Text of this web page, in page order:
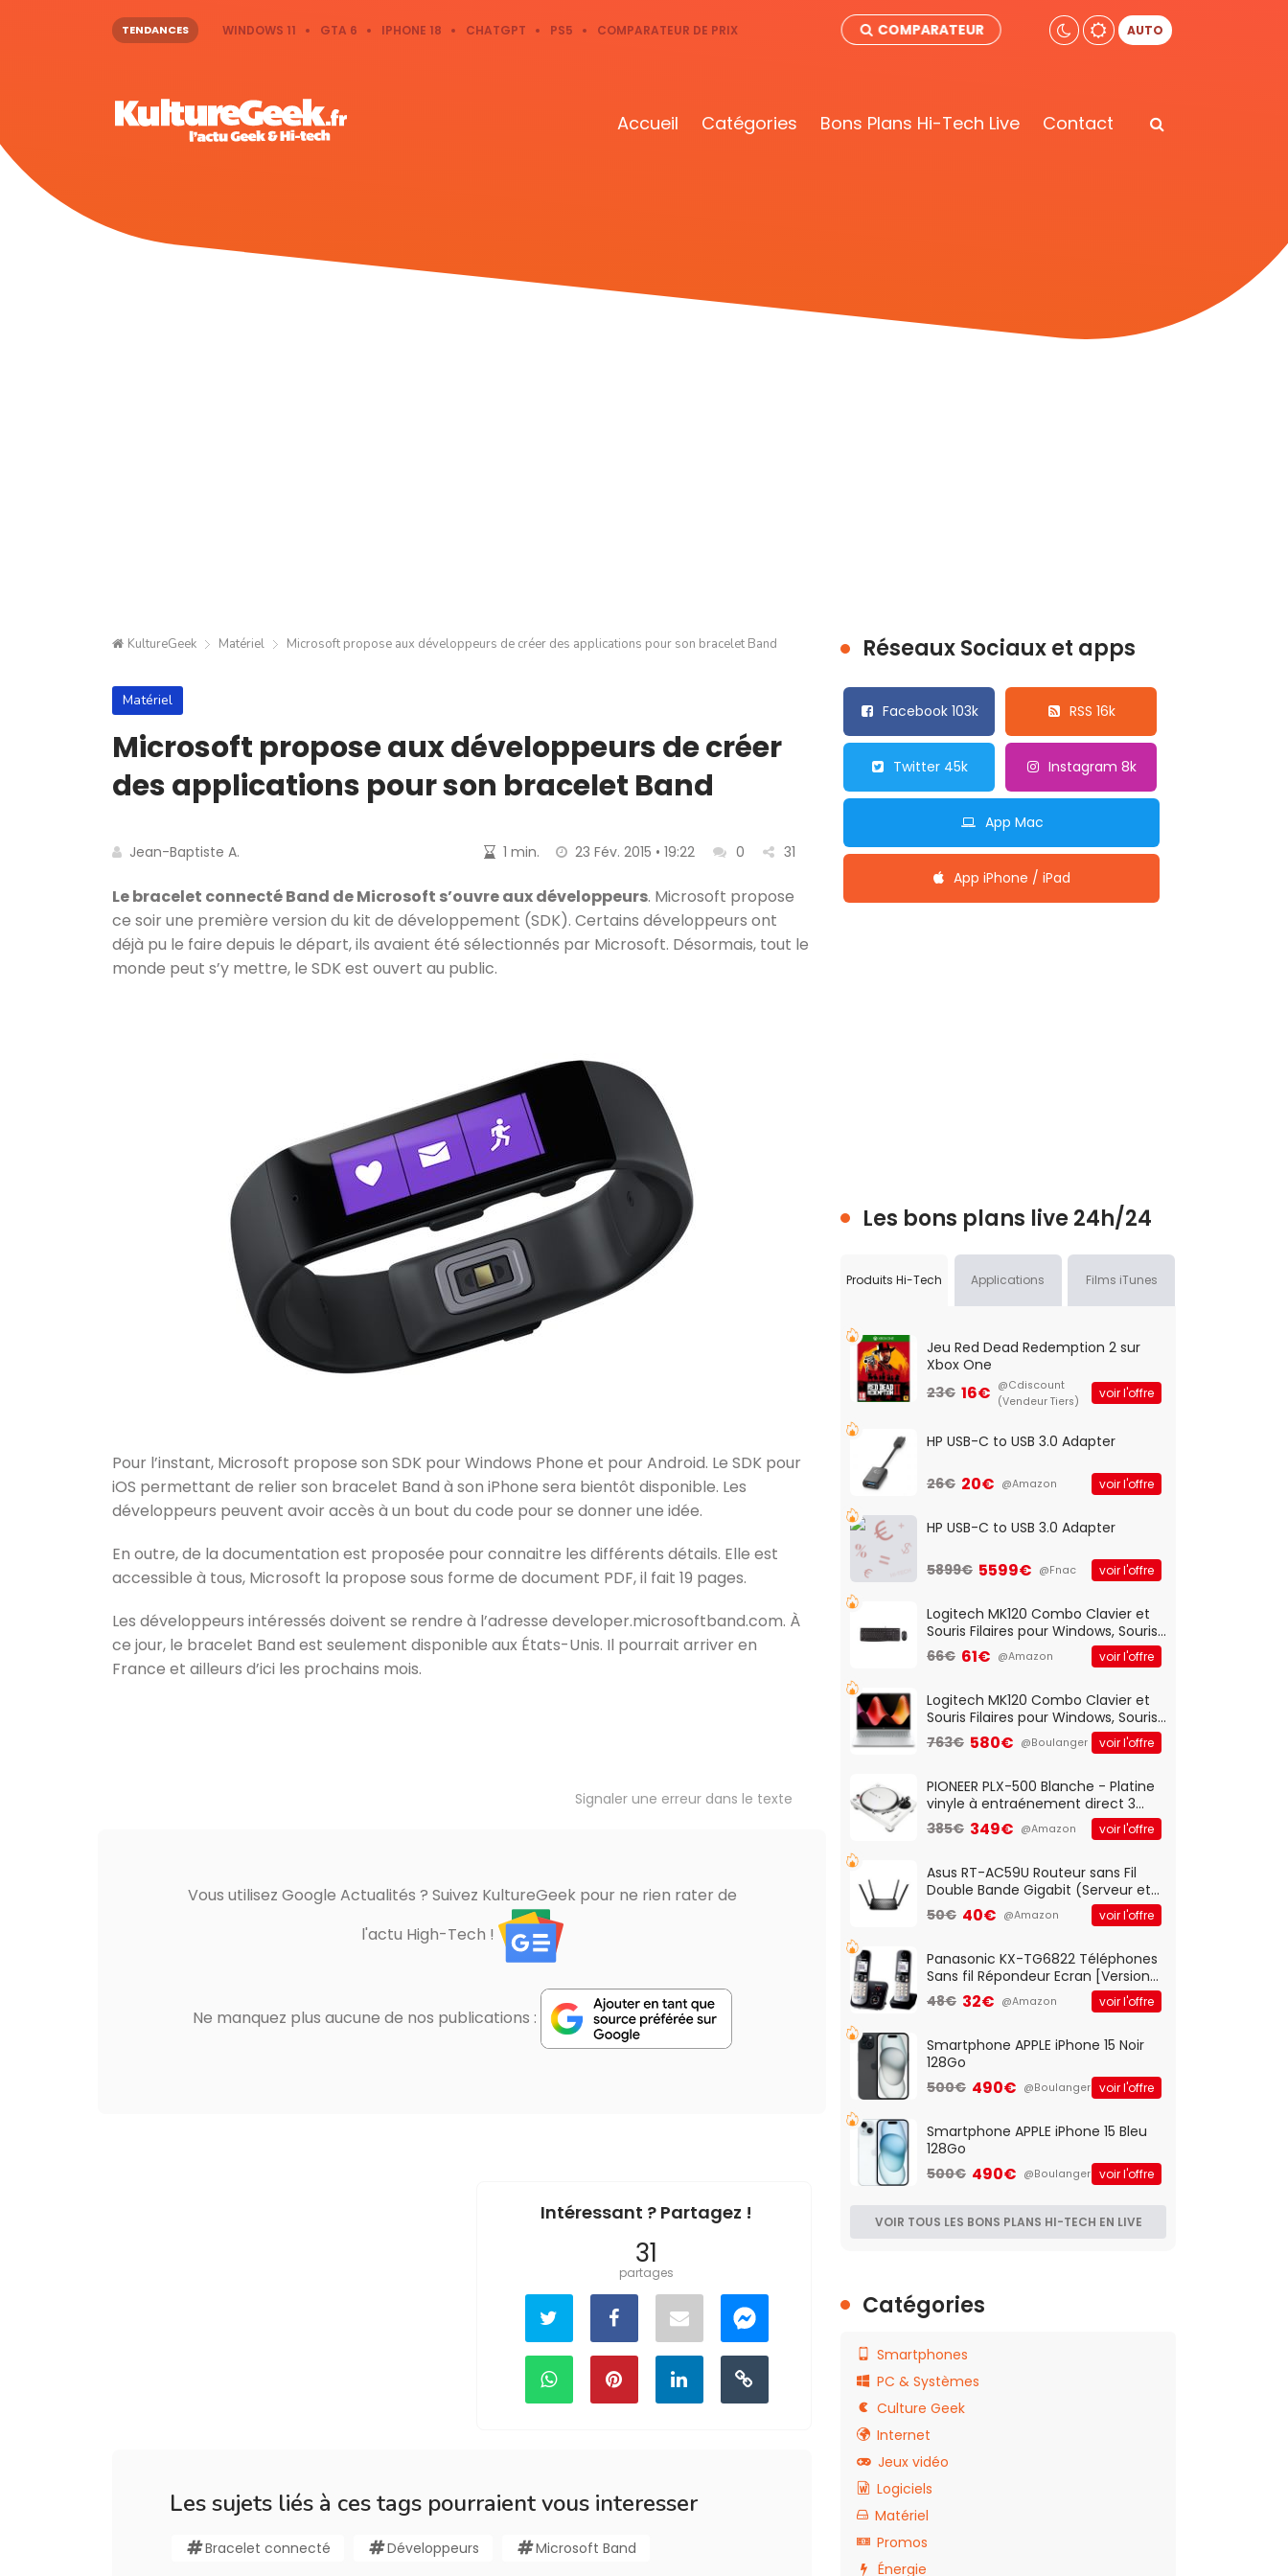
TENDANCES WINDOWS 11 GTA 6 IPHONE 18 CHATGPT PS5 COMPARATEUR DE PRIX COMPARATEUR AUTO
Accueil Catégories Bons Plans Hi-Tech Live Contact
KultureGeek Matériel Microsoft propose aux développeurs de créer des applications pour son bracelet Band
Matériel
Microsoft propose aux développeurs de créer
des applications pour son bracelet Band
Jean-Baptiste A. 1 min. 23 Fév. 2015 • 19:22 0 31
Le bracelet connecté Band de Microsoft s’ouvre aux développeurs. Microsoft propose
ce soir une première version du kit de développement (SDK). Certains développeurs ont
déjà pu le faire depuis le départ, ils avaient été sélectionnés par Microsoft. Désormais, tout le
monde peut s’y mettre, le SDK est ouvert au public.
Pour l’instant, Microsoft propose son SDK pour Windows Phone et pour Android. Le SDK pour
iOS permettant de relier son bracelet Band à son iPhone sera bientôt disponible. Les
développeurs peuvent avoir accès à un bout du code pour se donner une idée.
En outre, de la documentation est proposée pour connaitre les différents détails. Elle est
accessible à tous, Microsoft la propose sous forme de document PDF, il fait 19 pages.
Les développeurs intéressés doivent se rendre à l’adresse developer.microsoftband.com. À
ce jour, le bracelet Band est seulement disponible aux États-Unis. Il pourrait arriver en
France et ailleurs d’ici les prochains mois.
Signaler une erreur dans le texte
Vous utilisez Google Actualités ? Suivez KultureGeek pour ne rien rater de
l'actu High-Tech !
Ne manquez plus aucune de nos publications :
Intéressant ? Partagez !
31
partages
Les sujets liés à ces tags pourraient vous interesser
Bracelet connecté Développeurs Microsoft Band
Réseaux Sociaux et apps
Facebook 103k RSS 16k
Twitter 45k Instagram 8k
App Mac
App iPhone / iPad
Les bons plans live 24h/24
Produits Hi-Tech Applications Films iTunes
Jeu Red Dead Redemption 2 sur
Xbox One
23€ 16€ @Cdiscount
(Vendeur Tiers)
voir l'offre
HP USB-C to USB 3.0 Adapter
26€ 20€ @Amazon voir l'offre
HP USB-C to USB 3.0 Adapter
5899€ 5599€ @Fnac voir l'offre
Logitech MK120 Combo Clavier et
Souris Filaires pour Windows, Souris
Optique Filaire, Connexion USB Plug
And Play, Confortable, Taille
QWERTY UK - Noir
66€ 61€ @Amazon voir l'offre
Logitech MK120 Combo Clavier et
Souris Filaires pour Windows, Souris
Optique Filaire, Connexion USB Plug
And Play, Confortable, Taille
QWERTY UK - Noir
763€ 580€ @Boulanger voir l'offre
PIONEER PLX-500 Blanche - Platine
vinyle à entraénement direct 3
vitesses (33-45-78 trs/min) avec
pre-ampli intégré et port USB
385€ 349€ @Amazon voir l'offre
Asus RT-AC59U Routeur sans Fil
Double Bande Gigabit (Serveur et
Client VPN, Triple Vlan, Mode Point
d'accès et Bridge, contrôle
50€ 40€ @Amazon voir l'offre
Panasonic KX-TG6822 Téléphones
Sans fil Répondeur Ecran [Version
Française]
48€ 32€ @Amazon voir l'offre
Smartphone APPLE iPhone 15 Noir
128Go
500€ 490€ @Boulanger voir l'offre
Smartphone APPLE iPhone 15 Bleu
128Go
500€ 490€ @Boulanger voir l'offre
VOIR TOUS LES BONS PLANS HI-TECH EN LIVE
Catégories
Smartphones
PC & Systèmes
Culture Geek
Internet
Jeux vidéo
Logiciels
Matériel
Promos
Énergie